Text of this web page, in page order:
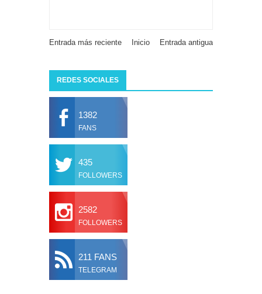
Entrada más reciente Entrada antigua
Inicio
REDES SOCIALES
1382
FANS
435
FOLLOWERS
2582
FOLLOWERS
211 FANS
TELEGRAM